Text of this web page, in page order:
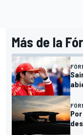
Más de la